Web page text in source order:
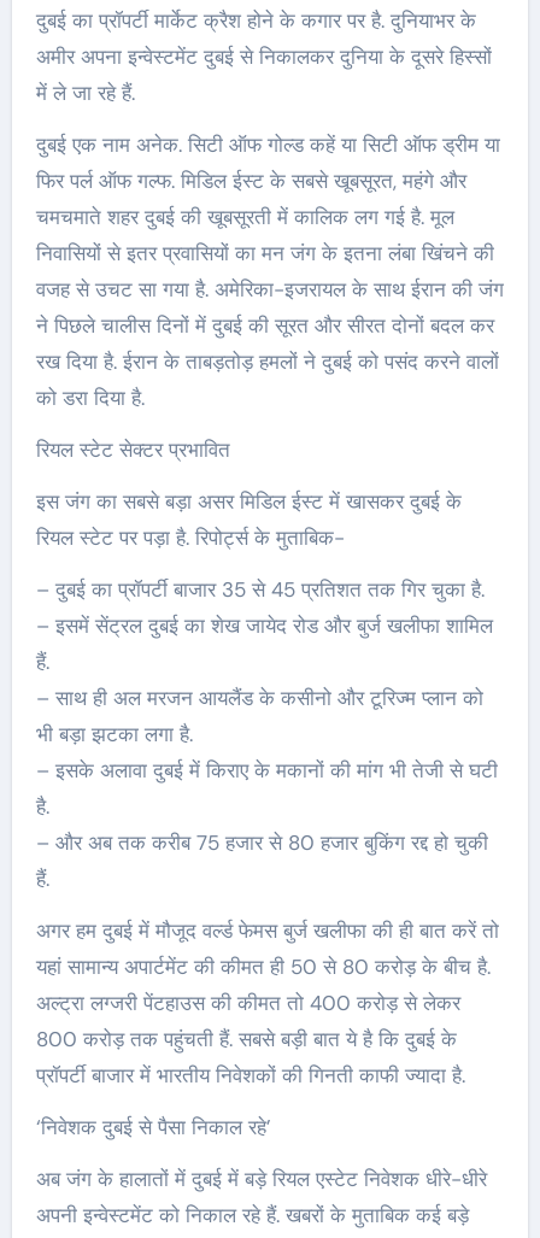
दुबई का प्रॉपर्टी मार्केट क्रैश होने के कगार पर है. दुनियाभर के
अमीर अपना इन्वेस्टमेंट दुबई से निकालकर दुनिया के दूसरे हिस्सों
में ले जा रहे हैं.
दुबई एक नाम अनेक. सिटी ऑफ गोल्ड कहें या सिटी ऑफ ड्रीम या
फिर पर्ल ऑफ गल्फ. मिडिल ईस्ट के सबसे खूबसूरत, महंगे और
चमचमाते शहर दुबई की खूबसूरती में कालिक लग गई है. मूल
निवासियों से इतर प्रवासियों का मन जंग के इतना लंबा खिंचने की
वजह से उचट सा गया है. अमेरिका-इजरायल के साथ ईरान की जंग
ने पिछले चालीस दिनों में दुबई की सूरत और सीरत दोनों बदल कर
रख दिया है. ईरान के ताबड़तोड़ हमलों ने दुबई को पसंद करने वालों
को डरा दिया है.
रियल स्टेट सेक्टर प्रभावित
इस जंग का सबसे बड़ा असर मिडिल ईस्ट में खासकर दुबई के
रियल स्टेट पर पड़ा है. रिपोर्ट्स के मुताबिक-
– दुबई का प्रॉपर्टी बाजार 35 से 45 प्रतिशत तक गिर चुका है.
– इसमें सेंट्रल दुबई का शेख जायेद रोड और बुर्ज खलीफा शामिल
हैं.
– साथ ही अल मरजन आयलैंड के कसीनो और टूरिज्म प्लान को
भी बड़ा झटका लगा है.
– इसके अलावा दुबई में किराए के मकानों की मांग भी तेजी से घटी
है.
– और अब तक करीब 75 हजार से 80 हजार बुकिंग रद्द हो चुकी
हैं.
अगर हम दुबई में मौजूद वर्ल्ड फेमस बुर्ज खलीफा की ही बात करें तो
यहां सामान्य अपार्टमेंट की कीमत ही 50 से 80 करोड़ के बीच है.
अल्ट्रा लग्जरी पेंटहाउस की कीमत तो 400 करोड़ से लेकर
800 करोड़ तक पहुंचती हैं. सबसे बड़ी बात ये है कि दुबई के
प्रॉपर्टी बाजार में भारतीय निवेशकों की गिनती काफी ज्यादा है.
‘निवेशक दुबई से पैसा निकाल रहे’
अब जंग के हालातों में दुबई में बड़े रियल एस्टेट निवेशक धीरे-धीरे
अपनी इन्वेस्टमेंट को निकाल रहे हैं. खबरों के मुताबिक कई बड़े